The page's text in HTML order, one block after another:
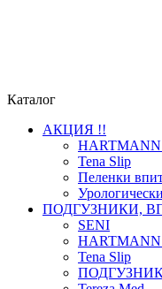
Каталог
АКЦИЯ !!
Tena Slip
Пеленки
ПОДГУЗНИКИ,
SENI
Tena Slip